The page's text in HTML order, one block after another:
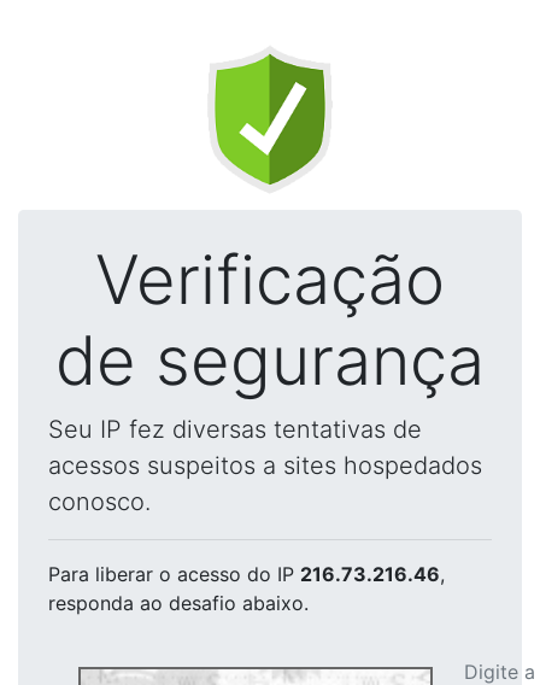
Verificação
de segurança
Seu IP fez diversas tentativas de
acessos suspeitos a sites hospedados
conosco.
Para liberar o acesso do IP 216.73.216.46,
responda ao desafio abaixo.
Digite